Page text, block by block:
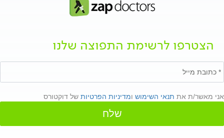
הצטרפו לרשימת התפוצה שלנו
אני מאשר/ת את תנאי השימוש ומדיניות הפרטיות של דוקטורס
שלח